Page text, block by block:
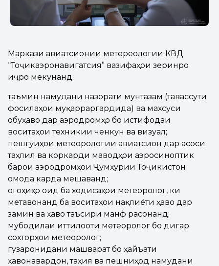
Маркази авиатсионии метереологии КВД
“Тоҷикаэронавигатсия” вазифаҳои зеринро
иҷро мекунанд:
таъмин намудани назорати мунтазам (тавассути
фосилаҳои муқарраргардида) ва махсуси
обуҳаво дар аэродромҳо бо истифодаи
воситаҳои техникии ченкунӣ ва визуалӣ;
пешгӯиҳои метеорологии авиатсионӣ дар асоси
таҳлил ва коркарди маводҳои аэросиноптикӣ
барои аэродромҳои Ҷумҳурии Тоҷикистон
омода карда мешаванд;
огоҳиҳо оид ба ҳодисаҳои метеорологӣ, ки
метавонанд ба воситаҳои нақлиёти ҳавоӣ дар
замин ва ҳаво таъсири манфӣ расонанд;
мубодилаи иттилооти метеорологӣ бо дигар
сохторҳои метеорологӣ;
гузаронидани машварат бо ҳайъати
ҳавонавардон, таҳия ва пешниҳод намудани